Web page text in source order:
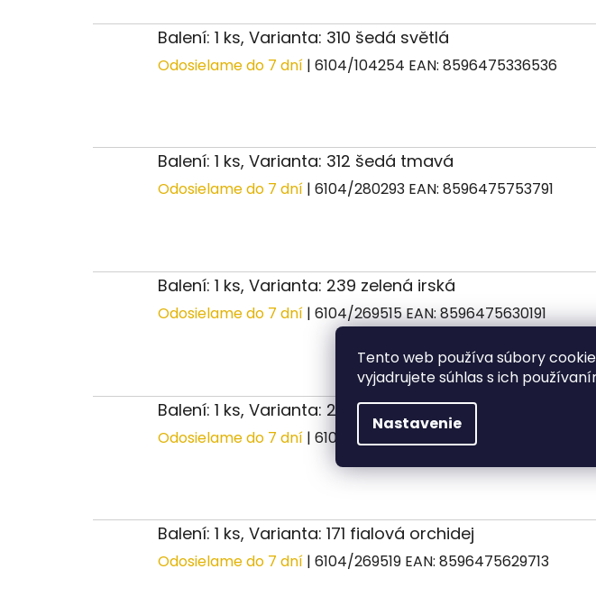
Tento web používa súbory
vyjadrujete súhlas s ich
Nastavenie
Balení: 1 ks, Varianta: 310 šedá světlá
Odosielame do 7 dní | 6104/104254 EAN: 8596475336536
Balení: 1 ks, Varianta: 312 šedá tmavá
Odosielame do 7 dní | 6104/280293 EAN: 8596475753791
Balení: 1 ks, Varianta: 239 zelená irská
Odosielame do 7 dní | 6104/269515EAN:8596475630191
Balení: 1 ks, Varianta: 235 zelenkavá tmavá
Odosielame do 7 dní | 6104/269517 8596475629744
Balení: 1 ks, Varianta: 171 fialová orchidej
Odosielame do 7 dní | 6104/269519 EAN: 8596475629713